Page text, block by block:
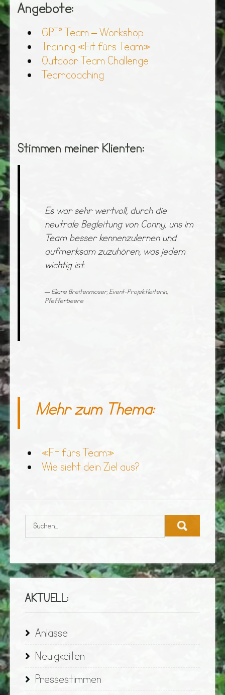
Angebote:
GPI® Team – Workshop
Training «Fit fürs Team»
Outdoor Team Challenge
Teamcoaching
Stimmen meiner Klienten:
Es war sehr wertvoll, durch die
neutrale Begleitung von Conny, uns im
Team besser kennenzulernen und
aufmerksam zuzuhören, was jedem
wichtig ist.
Eliane Breitenmoser, Event-Projektleiterin,
Pfefferbeere
Mehr zum Thema:
«Fit fürs Team»
Wie sieht dein Ziel aus?
AKTUELL:
Anlässe
Neuigkeiten
Pressestimmen